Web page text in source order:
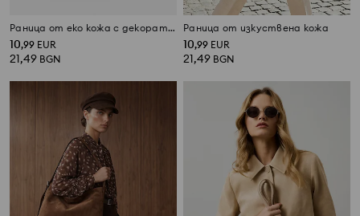
Раница от еко кожа с декоративен цип
10,99 EUR
21,49 BGN
Раница от изкуствена кожа
10,99 EUR
21,49 BGN